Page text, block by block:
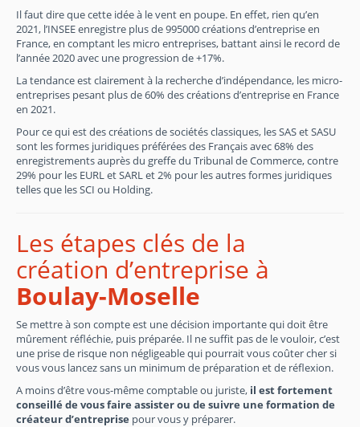
Il faut dire que cette idée à le vent en poupe. En effet, rien qu’en
2021, l’INSEE enregistre plus de 995000 créations d’entreprise en
France, en comptant les micro entreprises, battant ainsi le record de
l’année 2020 avec une progression de +17%.
La tendance est clairement à la recherche d’indépendance, les micro-
entreprises pesant plus de 60% des créations d’entreprise en France
en 2021.
Pour ce qui est des créations de sociétés classiques, les SAS et SASU
sont les formes juridiques préférées des Français avec 68% des
enregistrements auprès du greffe du Tribunal de Commerce, contre
29% pour les EURL et SARL et 2% pour les autres formes juridiques
telles que les SCI ou Holding.
Les étapes clés de la
création d’entreprise à
Boulay-Moselle
Se mettre à son compte est une décision importante qui doit être
mûrement réfléchie, puis préparée. Il ne suffit pas de le vouloir, c’est
une prise de risque non négligeable qui pourrait vous coûter cher si
vous vous lancez sans un minimum de préparation et de réflexion.
A moins d’être vous-même comptable ou juriste, il est fortement
conseillé de vous faire assister ou de suivre une formation de
créateur d’entreprise pour vous y préparer.